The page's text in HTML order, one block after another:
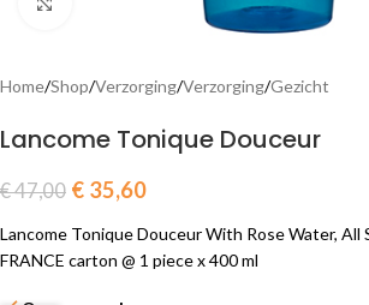
Home/Shop/Verzorging/Verzorging/Gezicht
Lancome Tonique Douceur
€47,00 € 35,60
Lancome Tonique Douceur With Rose Water, All
FRANCE carton @ 1 piece x 400 ml